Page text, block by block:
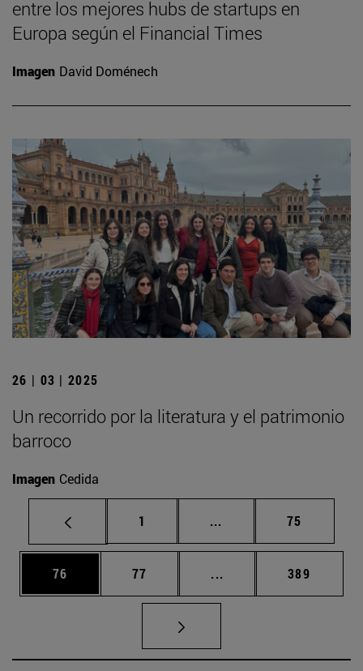
entre los mejores hubs de startups en
Europa según el Financial Times
Imagen David Doménech
26 | 03 | 2025
Un recorrido por la literatura y el patrimonio
barroco
Imagen Cedida
Página
1 ... Páginas intermedias
Página
75
Página
76 Página
77 ... Páginas intermedias
Página
389